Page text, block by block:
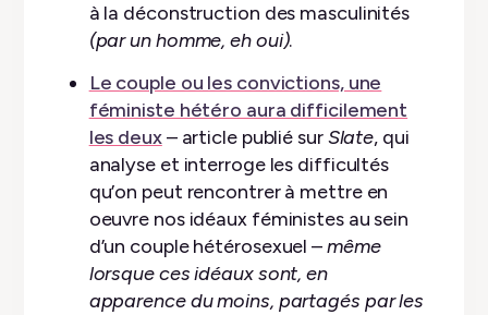
à la déconstruction des masculinités
(par un homme, eh oui).
Le couple ou les convictions, une
féministe hétéro aura difficilement
les deux– article publié surSlate, qui
analyse et interroge les difficultés
qu’on peut rencontrer à mettre en
oeuvre nos idéaux féministes au sein
d’un couple hétérosexuel –même
lorsque ces idéaux sont, en
apparence du moins, partagés par les